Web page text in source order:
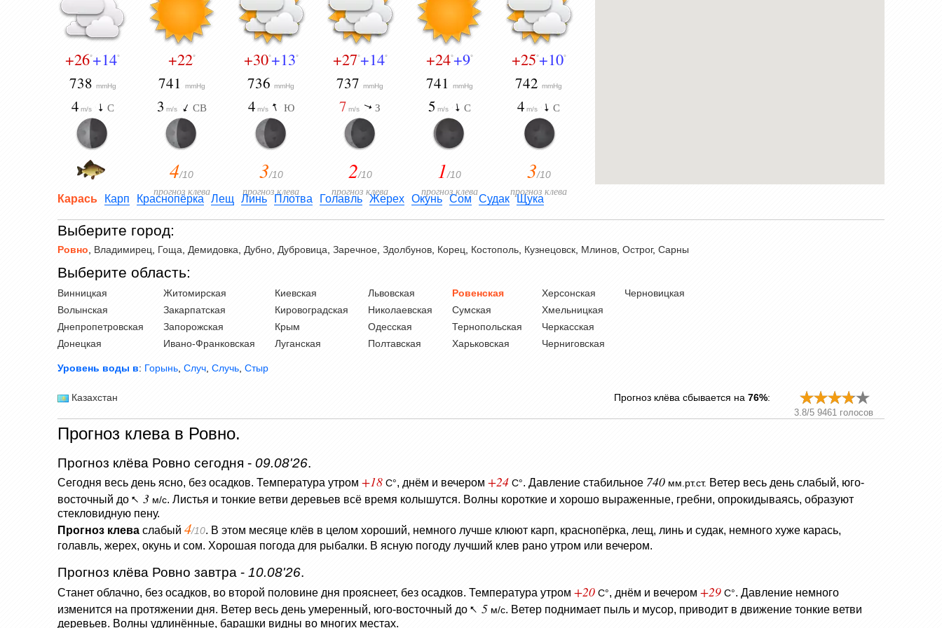
+26°+14°
738 mmHg
4 m/s С
+22°
741 mmHg
3 m/s СВ
4/10
прогноз клева
+30°+13°
736mmHg
4 m/s Ю
3/10
прогноз клева
+27°+14°
737mmHg
7 m/s З
2/10
прогноз клева
+24°+9°
741 mmHg
5 m/s С
1/10
прогноз клева
+25°+10°
742mmHg
4 m/s С
3/10
прогноз клева
Карась Карп Краснопёрка Лещ Линь Плотва Голавль Жерех Окунь Сом Судак Щука
Выберите город:
Ровно Владимирец Гоща Демидовка Дубно Дубровица Заречное Здолбунов Корец Костополь Кузнецовск Млинов Острог, Сарны
Выберите область:
Винницкая
Волынская
Днепропетровская
Донецкая
Житомирская
Закарпатская
Запорожская
Ивано-Франковская
Киевская
Кировоградская
Крым
Луганская
Львовская
Николаевская
Одесская
Полтавская
Ровенская
Сумская
Тернопольская
Харьковская
Херсонская
Хмельницкая
Черкасская
Черниговская
Черновицкая
Уровень воды в: Горынь Случ Случь Стыр
Казахстан Прогноз клёва сбывается на 76%:
3.8/5 9461 голосов
Прогноз клева в Ровно.
Прогноз клёва Ровно сегодня - 09.08'26.
Сегодня весь день ясно, без осадков. Температура утром +18 C°, днём и вечером +24 C°. Давление стабильное 740 мм.рт.ст. Ветер весь день слабый, юго-
восточный до
3 м/с. Листья и тонкие ветви деревьев всё время колышутся. Волны короткие и хорошо выраженные, гребни, опрокидываясь, образуют
стекловидную пену.
Прогноз клева слабый 4/10. В этом месяце клёв в целом хороший, немного лучше клюют карп, краснопёрка, лещ, линь и судак, немного хуже карась,
голавль, жерех, окунь и сом. Хорошая погода для рыбалки. В ясную погоду лучший клев рано утром или вечером.
Прогноз клёва Ровно завтра - 10.08'26.
Станет облачно, без осадков, во второй половине дня прояснеет, без осадков. Температура утром +20 C°, днём и вечером +29 C°. Давление немного
изменится на протяжении дня. Ветер весь день умеренный, юго-восточный до 5 м/с. Ветер поднимает пыль и мусор, приводит в движение тонкие ветви
деревьев. Волны удлинённые, барашки видны во многих местах.